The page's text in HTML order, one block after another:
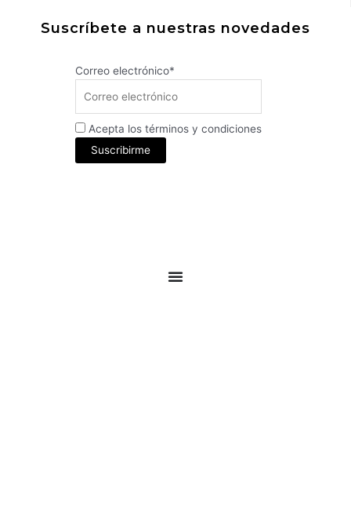
Suscríbete a nuestras novedades
Correo electrónico*
Acepta los términos y condiciones